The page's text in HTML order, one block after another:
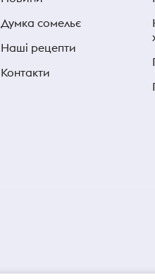
Думка сомельє
Наші рецепти
Контакти